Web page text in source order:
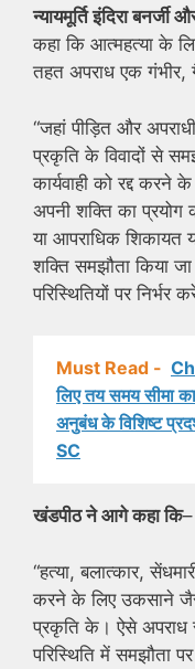
न्यायमूर्ति इंदिरा बनर्जी
कहा कि आत्महत्या के
तहत अपराध एक गंभीर,
“जहां पीड़ित और
प्रकृति के विवादों से
कार्यवाही को रद्द
अपनी शक्ति का प्रयोग
या आपराधिक शिकायत
शक्ति समझौता किया
परिस्थितियों पर निर्भर
Must Read -
लिए तय समय सीमा
अनुबंध के विशिष्ट
SC
खंडपीठ ने आगे कहा कि–
“हत्या, बलात्कार,
करने के लिए उकसाने जैसे
प्रकृति के। ऐसे अपराध
परिस्थिति में समझौता